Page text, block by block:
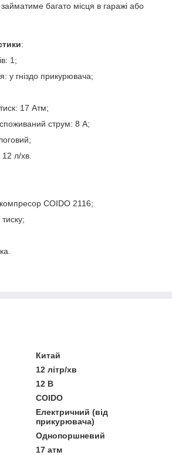
багато місця в гаражі або
:
1;
у гніздо прикурювача;
17 Атм;
струм: 8 А;
12 л/хв.
COIDO 2116;
Китай
12 літр/хв
12 В
COIDO
Електричний (від
прикурювача)
Однопоршневий
17 атм